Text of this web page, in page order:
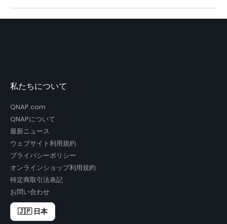
私たちについて
QNAP.com
QNAPについて
最新ニュース
ウェブサイト利用規約
プライバシーポリシー
オンラインショップ利用規約
特定商取引法表記
お問い合わせ
🇯🇵 日本